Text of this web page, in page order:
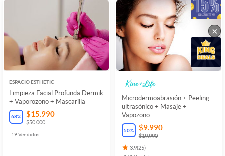
ESPACIO ESTHETIC
Limpieza Facial Profunda Dermik
+ Vaporozono + Mascarilla
68% $15.990
$50.000
19Vendidos
Microdermoabrasión + Peeling
ultrasónico + Masaje +
Vapozono
50% $9.990
$19.990
3.9(25)
×